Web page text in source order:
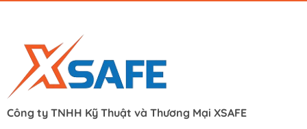
Công ty TNHH Kỹ Thuật và Thương Mại XSAFE